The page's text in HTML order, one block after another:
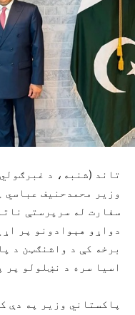
وزیر محمدحنیف عباسي
سفارت له سرپرستې
دواړو هېوادونو پر
برخه کې د واشنګټن د
اسیا سره د نښلولو پر
پاکستاني وزیر په دې